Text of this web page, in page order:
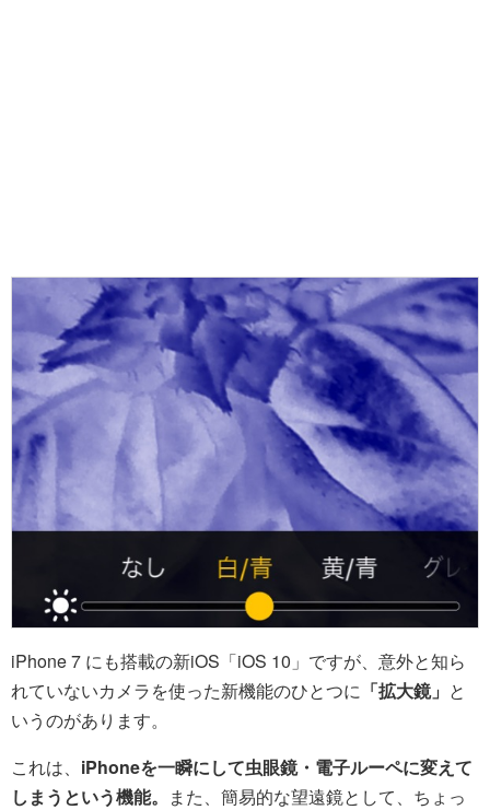
iPhone 7 にも搭載の新iOS「iOS 10」ですが、意外と知ら
れていないカメラを使った新機能のひとつに 「拡大鏡」 と
いうのがあります。
これは、 iPhoneを一瞬にして虫眼鏡・電子ルーペに変えて
しまうという機能。 また、簡易的な望遠鏡として、ちょっ